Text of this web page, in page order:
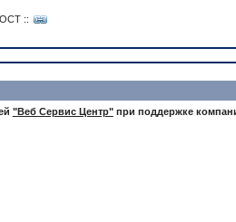
::
"Веб Сервис Центр"при поддержке